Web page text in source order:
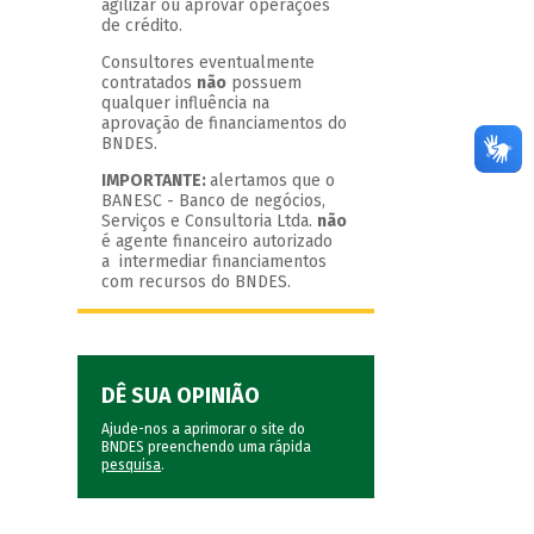
agilizar ou aprovar operações
de crédito.
Consultores eventualmente
contratados não possuem
qualquer influência na
aprovação de financiamentos do
BNDES.
IMPORTANTE:alertamos que o
BANESC - Banco de negócios,
Serviços e Consultoria Ltda. não
é agente financeiro autorizado
a intermediar financiamentos
com recursos do BNDES.
DÊ SUA OPINIÃO
Ajude-nos a aprimorar o site do
BNDES preenchendo uma rápida
pesquisa.